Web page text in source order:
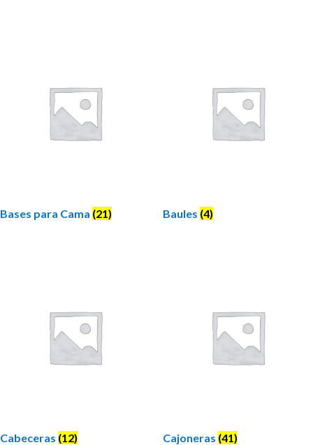
Bases para Cama (21) Baules (4)
Cabeceras (12) Cajoneras (41)